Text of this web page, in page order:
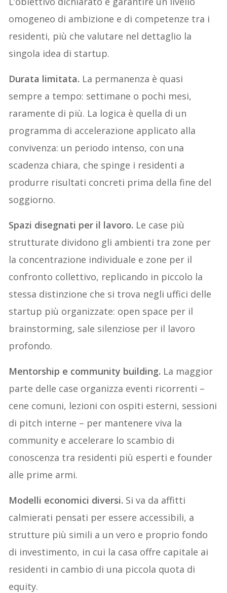
omogeneo di ambizione e di competenze tra i
residenti, più che valutare nel dettaglio la
singola idea di startup.
Durata limitata. La permanenza è quasi
sempre a tempo: settimane o pochi mesi,
raramente di più. La logica è quella di un
programma di accelerazione applicato alla
convivenza: un periodo intenso, con una
scadenza chiara, che spinge i residenti a
produrre risultati concreti prima della fine del
soggiorno.
Spazi disegnati per il lavoro. Le case più
strutturate dividono gli ambienti tra zone per
la concentrazione individuale e zone per il
confronto collettivo, replicando in piccolo la
stessa distinzione che si trova negli uffici delle
startup più organizzate: open space per il
brainstorming, sale silenziose per il lavoro
profondo.
Mentorship e community building. La maggior
parte delle case organizza eventi ricorrenti –
cene comuni, lezioni con ospiti esterni, sessioni
di pitch interne – per mantenere viva la
community e accelerare lo scambio di
conoscenza tra residenti più esperti e founder
alle prime armi.
Modelli economici diversi. Si va da affitti
calmierati pensati per essere accessibili, a
strutture più simili a un vero e proprio fondo
di investimento, in cui la casa offre capitale ai
residenti in cambio di una piccola quota di
equity.